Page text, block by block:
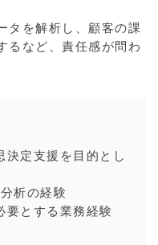
タを解析し、顧客の課
るなど、責任感が問わ
決定支援を目的とし
析の経験
要とする業務経験